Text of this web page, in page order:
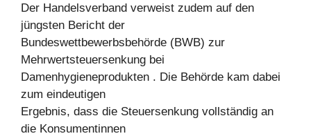
Der Handelsverband verweist zudem auf den
jüngsten Bericht der
Bundeswettbewerbsbehörde (BWB) zur
Mehrwertsteuersenkung bei
Damenhygieneprodukten . Die Behörde kam dabei
zum eindeutigen
Ergebnis, dass die Steuersenkung vollständig an
die Konsumentinnen